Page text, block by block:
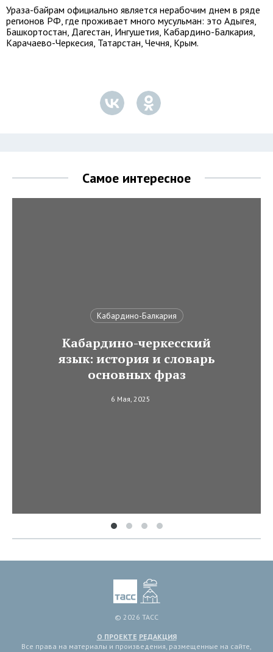
Ураза-байрам официально является нерабочим днем в ряде
регионов РФ, где проживает много мусульман: это Адыгея,
Башкортостан, Дагестан, Ингушетия, Кабардино-Балкария,
Карачаево-Черкесия, Татарстан, Чечня, Крым.
Самое интересное
Кабардино-Балкария
Кабардино-черкесский
язык: история и словарь
основных фраз
6 Мая, 2025
© 2026 ТАСС
О ПРОЕКТЕ РЕДАКЦИЯ
Все права на материалы и произведения, размещенные на сайте,